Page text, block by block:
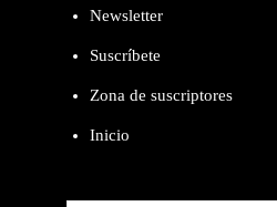
Newsletter
Suscríbete
Zona de suscriptores
Inicio